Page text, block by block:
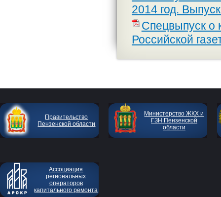
2014 год.
Спецвыпуск о
Российской
Правительство
Пензенской области
Министерство ЖКХ и
ГЗН Пензенской
области
Ассоциация
региональных
операторов
капитального ремонта